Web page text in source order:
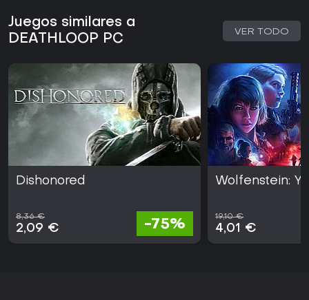
Juegos similares a
DEATHLOOP PC
VER TODO
Dishonored
8,36 €
2,09 € -75%
Wolfenstein:
19,10 €
4,01 €